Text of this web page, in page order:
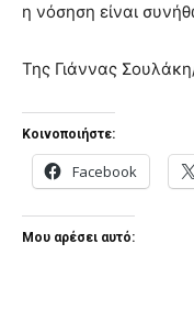
η νόσηση είναι
Της Γιάννας
Κοινοποιήστε:
Facebook
Μου αρέσει αυτό: